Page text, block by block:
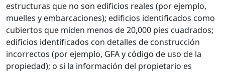
estructuras que no son edificios reales (por ejemplo,
muelles y embarcaciones); edificios identificados como
cubiertos que miden menos de 20,000 pies cuadrados;
edificios identificados con detalles de construcción
incorrectos (por ejemplo, GFA y código de uso de la
propiedad); o si la información del propietario es